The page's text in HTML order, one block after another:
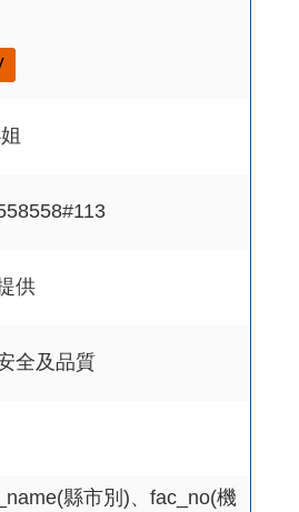
供
全及品質
縣市別)、fac_no(機